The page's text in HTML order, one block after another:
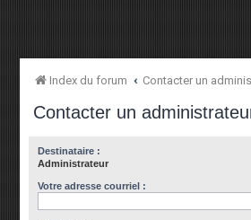
Index du forum Contacter un
Contacter un
Destinataire :
Administrateur
Votre adresse courriel :